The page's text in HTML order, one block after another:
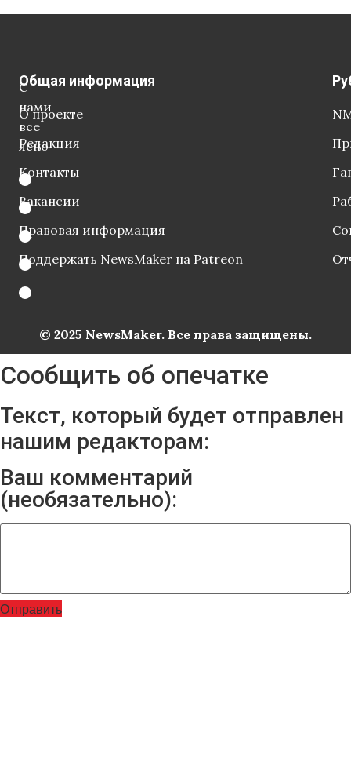
С
нами
все
ясно
Общая информация
О проекте
Редакция
Контакты
Вакансии
Правовая информация
Поддержать NewsMaker на Patreon
© 2025 NewsMaker. Все права защищены.
Сообщить об опечатке
Текст, который будет отправлен
нашим редакторам:
Ваш комментарий
(необязательно):
Отправить